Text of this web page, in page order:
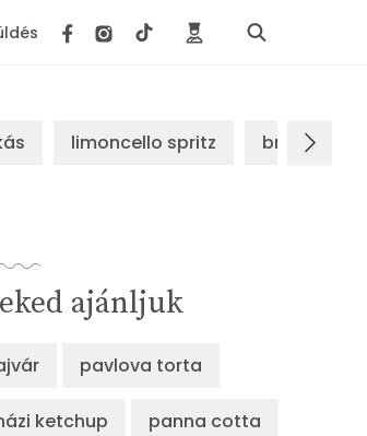
limoncello spritz brassói
ajánljuk
pavlova torta
ketchup panna cotta